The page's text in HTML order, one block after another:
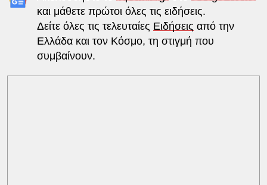
και μάθετε πρώτοι όλες τις ειδήσεις.
Δείτε όλες τις τελευταίες Ειδήσεις από την
Ελλάδα και τον Κόσμο, τη στιγμή που
συμβαίνουν.